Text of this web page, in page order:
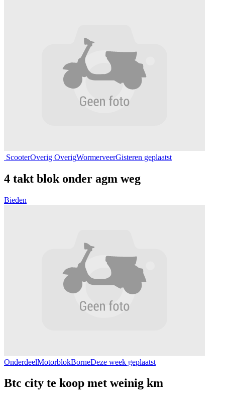
ScooterOverig OverigWormerveerGisteren geplaatst
4 takt blok onder agm weg
Bieden
OnderdeelMotorblokBorneDeze week geplaatst
Btc city te koop met weinig km